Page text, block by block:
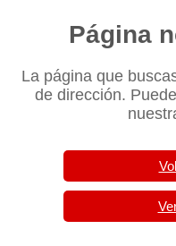
Página
La página que
de dirección.